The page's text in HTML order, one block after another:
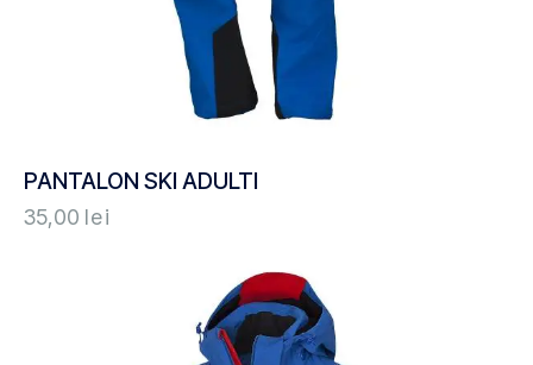
PANTALON SKI ADULTI
35,00 lei